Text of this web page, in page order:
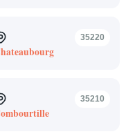
35220
35210